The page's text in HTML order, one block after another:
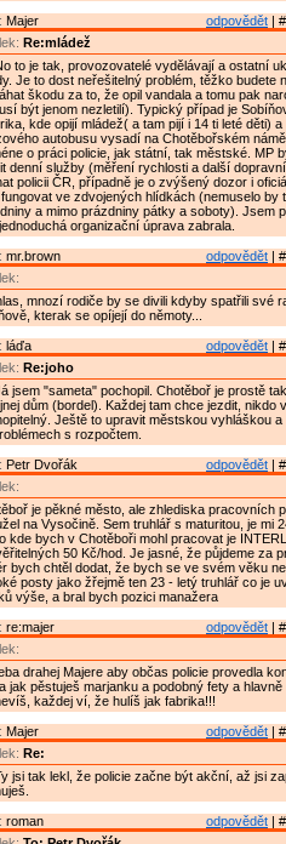
odpovědět |
Majer
Re:mládež
to je tak, provozovatelé vydělávají a ostatní
Je to dost neřešitelný problém, těžko budete
škodu za to, že opil vandala a tomu pak
být jenom nezletilí). Typický případ je
kde opijí mládež( a tam pijí i 14 ti leté děti)
autobusu vysadí na Chotěbořském
o práci policie, jak státní, tak městské. MP
denní služby (měření rychlosti a další
policii ČR, případně je o zvýšený dozor i
ve zdvojených hlídkách (nemuselo by
a mimo prázdniny pátky a soboty). Jsem
organizační úprava zabrala.
odpovědět |
mr.brown
mnozí rodiče by se divili kdyby spatřili své
kterak se opíjejí do němoty...
odpovědět |
láďa
Re:joho
jsem "sameta" pochopil. Chotěboř je prostě
dům (bordel). Každej tam chce jezdit, nikdo
Ještě to upravit městskou vyhláškou a
s rozpočtem.
odpovědět |
Petr Dvořák
je pěkné město, ale zhlediska pracovních
na Vysočině. Sem truhlář s maturitou, je mi
kde bych v Chotěboři mohl pracovat je
50 Kč/hod. Je jasné, že půjdeme za
bych chtěl dodat, že bych se ve svém věku
posty jako žřejmě ten 23 - letý truhlář co je
výše, a bral bych pozici manažera
odpovědět |
re:majer
drahej Majere aby občas policie provedla
jak pěstuješ marjanku a podobný fety a hlavně
každej ví, že hulíš jak fabrika!!!
odpovědět |
Majer
Re:
jsi tak lekl, že policie začne být akční, až jsi
odpovědět |
roman